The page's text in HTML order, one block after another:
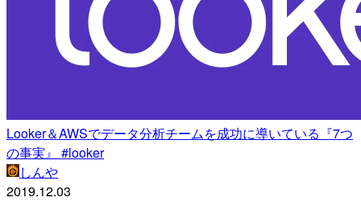
Looker＆AWSでデータ分析チームを成功に導いている『7つ
の事実』 #looker
しんや
2019.12.03